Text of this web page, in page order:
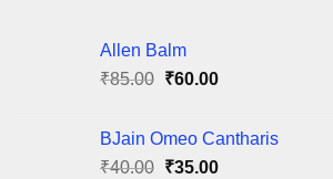
₹95.00.
Allen Balm
₹85.00 Original
₹85.00.
₹60.00Current
₹60.00.
BJain Omeo Cantharis
₹40.00 Original
₹35.00Current